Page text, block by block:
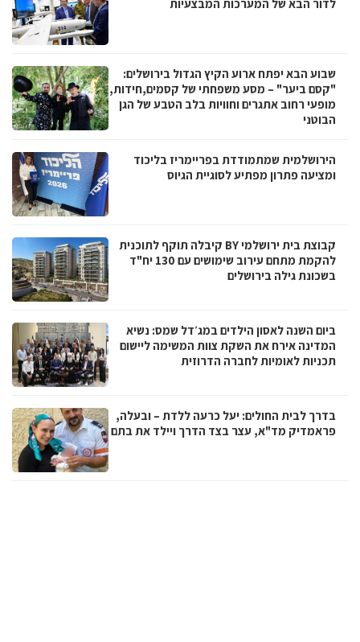
לדור הבא של המערכות המבצעיות
שבוע הבא יפתח ארוע הקיץ הגדול בירושלים:
"קסם ביער" – מסע משפחתי של קסמים,חידות,
מופעי רחוב אתגרים וחוויות בלב הטבע של הגן
הבוטני
הירושלמית שמתמודדת בפריימריז בליכוד
ומציעה פתרון מפתיע לסוגיית הגיוס
קבוצת בית ירושלמי BY קיבלה תוקף לתוכנית
להקמת מתחם עירוב שימושים עם 130 יח"ד
בשכונת גילה בירושלים
ביום השנה לאסון הילדים במג׳דל שמס: נשיא
המדינה אירח את השקת צוות המשימה ליישום
תכניות לאומיות לחברה הדרוזית
בדרך לבית החולים: יעל כרעה ללדת – ובעלה,
פראמדיק מד"א, עצר בצד הדרך ויילד את בתם